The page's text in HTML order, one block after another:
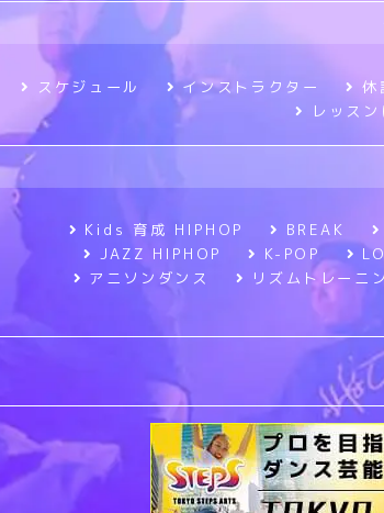
スケジュール インストラクター 休
レッス
Kids 育成 HIPHOP BREAK
JAZZ HIPHOP
K-POP
アニソンダンス
リズムトレーニ